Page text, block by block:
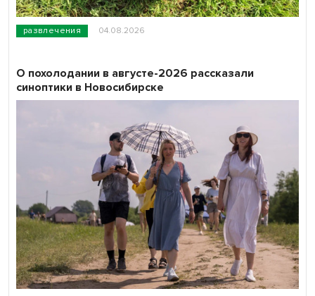
развлечения 04.08.2026
О похолодании в августе-2026 рассказали
синоптики в Новосибирске